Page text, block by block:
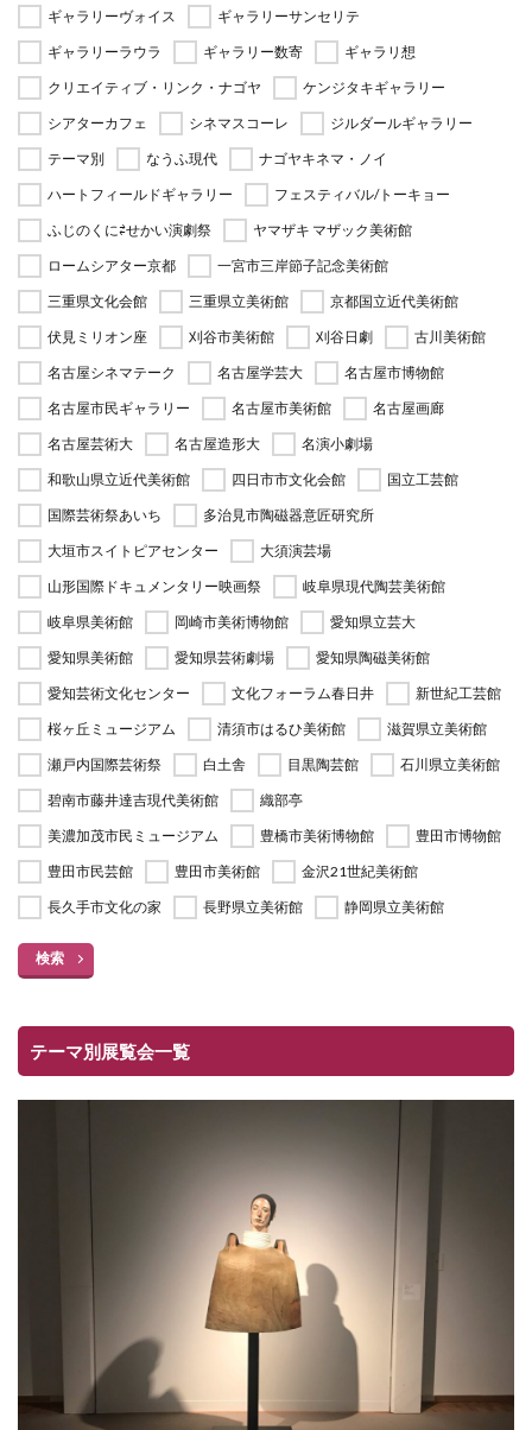
ギャラリーヴォイス
ギャラリーサンセリテ
ギャラリーラウラ
ギャラリー数寄
ギャラリ想
クリエイティブ・リンク・ナゴヤ
ケンジタキギャラリー
シアターカフェ
シネマスコーレ
ジルダールギャラリー
テーマ別
なうふ現代
ナゴヤキネマ・ノイ
ハートフィールドギャラリー
フェスティバル/トーキョー
ふじのくに⇄せかい演劇祭
ヤマザキ マザック美術館
ロームシアター京都
一宮市三岸節子記念美術館
三重県文化会館
三重県立美術館
京都国立近代美術館
伏見ミリオン座
刈谷市美術館 刈谷日劇
古川美術館
名古屋シネマテーク
名古屋学芸大
名古屋市博物館
名古屋市民ギャラリー
名古屋市美術館
名古屋画廊
名古屋芸術大
名古屋造形大
名演小劇場
和歌山県立近代美術館
四日市市文化会館
国立工芸館
国際芸術祭あいち
多治見市陶磁器意匠研究所
大垣市スイトピアセンター
大須演芸場
山形国際ドキュメンタリー映画祭
岐阜県現代陶芸美術館
岐阜県美術館
岡崎市美術博物館
愛知県立芸大
愛知県美術館
愛知県芸術劇場
愛知県陶磁美術館
愛知芸術文化センター
文化フォーラム春日井
新世紀工芸館
桜ヶ丘ミュージアム
清須市はるひ美術館
滋賀県立美術館
瀬戸内国際芸術祭
白土舎 目黒陶芸館
石川県立美術館
碧南市藤井達吉現代美術館
織部亭
美濃加茂市民ミュージアム
豊橋市美術博物館
豊田市博物館
豊田市民芸館
豊田市美術館
金沢21世紀美術館
長久手市文化の家
長野県立美術館 静岡県立美術館
検索
テーマ別展覧会一覧